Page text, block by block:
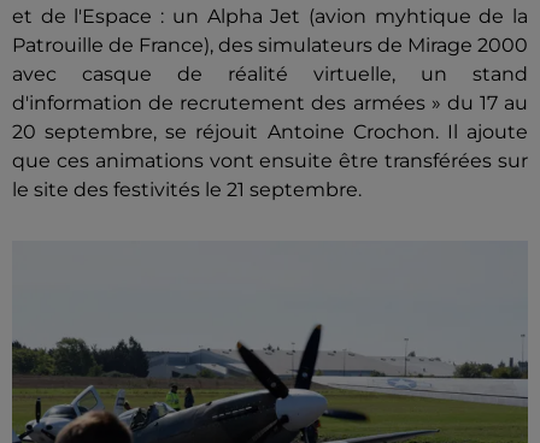
et de l'Espace : un Alpha Jet (avion myhtique de la
Patrouille de France), des simulateurs de Mirage 2000
avec casque de réalité virtuelle, un stand
d'information de recrutement des armées » du 17 au
20 septembre, se réjouit Antoine Crochon. Il ajoute
que ces animations vont ensuite être transférées sur
le site des festivités le 21 septembre.